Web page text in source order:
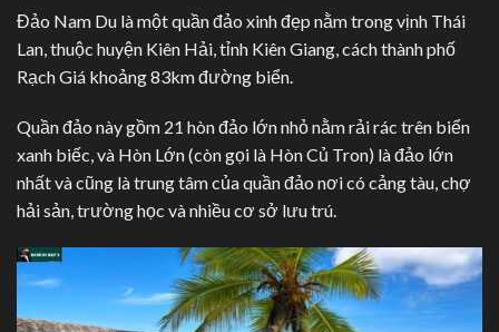
Đảo Nam Du là một quần đảo xinh đẹp nằm trong vịnh Thái
Lan, thuộc huyện Kiên Hải, tỉnh Kiên Giang, cách thành phố
Rạch Giá khoảng 83km đường biển.
Quần đảo này gồm 21 hòn đảo lớn nhỏ nằm rải rác trên biển
xanh biếc, và Hòn Lớn (còn gọi là Hòn Củ Tron) là đảo lớn
nhất và cũng là trung tâm của quần đảo nơi có cảng tàu, chợ
hải sản, trường học và nhiều cơ sở lưu trú.